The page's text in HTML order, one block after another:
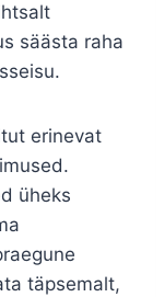
säästa raha
erinevat
üheks
täpsemalt,